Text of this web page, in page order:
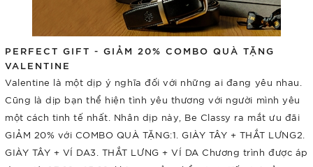
PERFECT GIFT - GIẢM 20% COMBO QUÀ TẶNG
VALENTINE
Valentine là một dịp ý nghĩa đối với những ai đang yêu nhau.
Cũng là dịp bạn thể hiện tình yêu thương với người mình yêu
một cách tinh tế nhất. Nhân dịp này, Be Classy ra mắt ưu đãi
GIẢM 20% với COMBO QUÀ TẶNG:1. GIÀY TÂY + THẮT LƯNG2.
GIÀY TÂY + VÍ DA3. THẮT LƯNG + VÍ DA Chương trình được áp